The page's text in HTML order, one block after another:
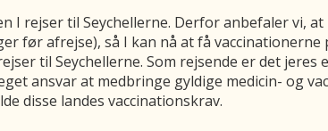
I rejser til Seychellerne. Derfor anbefaler vi,
før afrejse), så I kan nå at få vaccinationerne
til Seychellerne. Som rejsende er det
ansvar at medbringe gyldige medicin- og
disse landes vaccinationskrav.